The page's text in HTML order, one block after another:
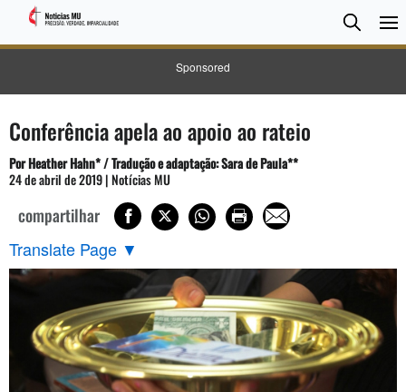
Sponsored
Search
Conferência apela ao apoio ao rateio
Por Heather Hahn* / Tradução e adaptação: Sara de Paula**
24 de abril de 2019 | Notícias MU
compartilhar
Translate Page ▼